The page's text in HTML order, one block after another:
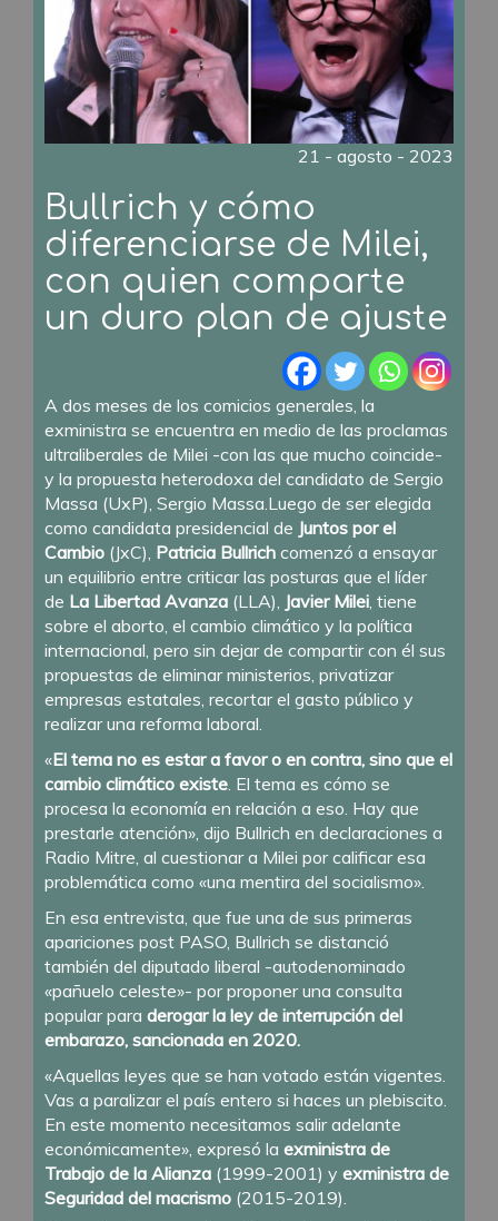
21 - agosto - 2023
Bullrich y cómo
diferenciarse de Milei,
con quien comparte
un duro plan de ajuste
A dos meses de los comicios generales, la
exministra se encuentra en medio de las proclamas
ultraliberales de Milei -con las que mucho coincide-
y la propuesta heterodoxa del candidato de Sergio
Massa (UxP), Sergio Massa.Luego de ser elegida
como candidata presidencial de Juntos por el
Cambio (JxC), Patricia Bullrich comenzó a ensayar
un equilibrio entre criticar las posturas que el líder
de La Libertad Avanza (LLA), Javier Milei, tiene
sobre el aborto, el cambio climático y la política
internacional, pero sin dejar de compartir con él sus
propuestas de eliminar ministerios, privatizar
empresas estatales, recortar el gasto público y
realizar una reforma laboral.
«El tema no es estar a favor o en contra, sino que el
cambio climático existe. El tema es cómo se
procesa la economía en relación a eso. Hay que
prestarle atención», dijo Bullrich en declaraciones a
Radio Mitre, al cuestionar a Milei por calificar esa
problemática como «una mentira del socialismo».
En esa entrevista, que fue una de sus primeras
apariciones post PASO, Bullrich se distanció
también del diputado liberal -autodenominado
«pañuelo celeste»- por proponer una consulta
popular para derogar la ley de interrupción del
embarazo, sancionada en 2020.
«Aquellas leyes que se han votado están vigentes.
Vas a paralizar el país entero si haces un plebiscito.
En este momento necesitamos salir adelante
económicamente», expresó la exministra de
Trabajo de la Alianza (1999-2001) y exministra de
Seguridad del macrismo (2015-2019).